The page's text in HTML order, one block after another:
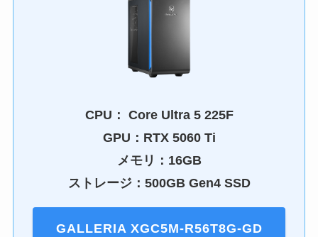
CPU： Core Ultra 5 225F
GPU： RTX 5060 Ti
メモリ：16GB
ストレージ：500GB Gen4 SSD
GALLERIA XGC5M-R56T8G-GD